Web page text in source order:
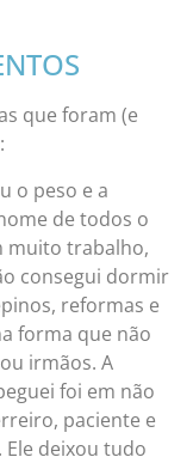
que foram (e
o peso e a
de todos o
muito trabalho,
consegui dormir
reformas e
forma que não
irmãos. A
foi em não
paciente e
deixou tudo